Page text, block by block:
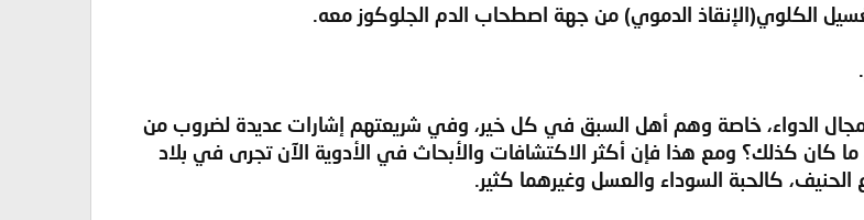
الكلوي(الإنقاذ الدموي) من جهة اصطحاب الدم الجلوكوز معه.
الدواء، خاصة وهم أهل السبق في كل خير، وفي شريعتهم إشارات عديدة لضروب من
كان كذلك؟ ومع هذا فإن أكثر الاكتشافات والأبحاث في الأدوية الآن تجرى في بلاد
الحنيف، كالحبة السوداء والعسل وغيرهما كثير.